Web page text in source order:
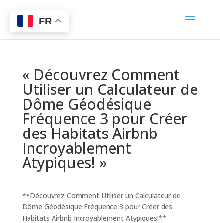
« Découvrez Comment
Utiliser un Calculateur de
Dôme Géodésique
Fréquence 3 pour Créer
des Habitats Airbnb
Incroyablement
Atypiques! »
**Découvrez Comment Utiliser un Calculateur de
Dôme Géodésique Fréquence 3 pour Créer des
Habitats Airbnb Incroyablement Atypiques!**
FR